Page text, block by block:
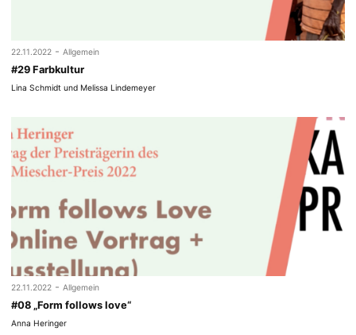
22.11.2022 - Allgemein
#29 Farbkultur
Lina Schmidt und Melissa Lindemeyer
22.11.2022 - Allgemein
#08 „Form follows love“
Anna Heringer